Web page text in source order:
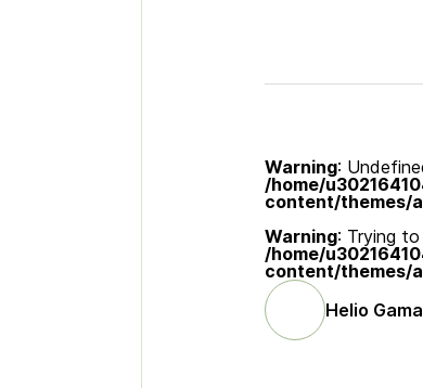
Warning:
/home/
content/themes/
Warning: Trying
/home/
content/themes/
Helio